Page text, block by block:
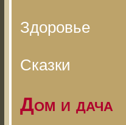
Здоровье
Сказки
Дом и дача